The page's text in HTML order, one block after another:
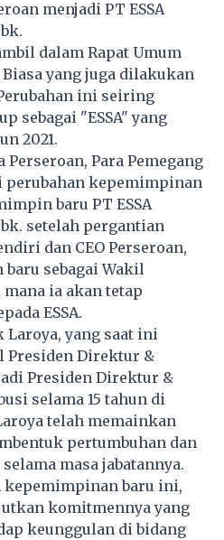
menjadi PT ESSA
dalam Rapat Umum
Biasa yang juga dilakukan
ini seiring
sebagai "ESSA" yang
2021.
Perseroan, Para Pemegang
perubahan kepemimpinan
baru PT ESSA
setelah pergantian
dan CEO Perseroan,
sebagai Wakil
ia akan tetap
ESSA.
Laroya, yang saat ini
Presiden Direktur &
Presiden Direktur &
selama 15 tahun di
telah memainkan
pertumbuhan dan
masa jabatannya.
kepemimpinan baru ini,
komitmennya yang
keunggulan di bidang